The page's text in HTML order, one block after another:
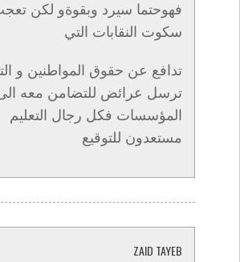
فهوحتما سيرد وبقوةو لكن
سكوت النقابات التي
تدافع عن حقوق المواطنين و
ترسل عرائض للتضامن معه
المؤسسات فكل رجال التعليم
مستعدون للتوقيع
ZAID TAYEB